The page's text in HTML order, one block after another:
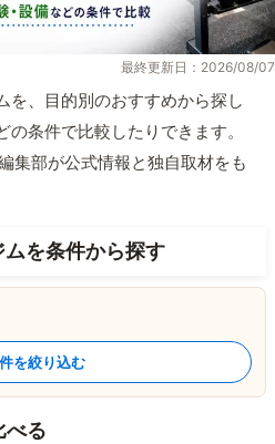
最終更新日：2026/08/07
を、目的別のおすすめから探し
条件で比較したりできます。
集部が公式情報と独自取材をも
を条件から探す
を絞り込む
べる